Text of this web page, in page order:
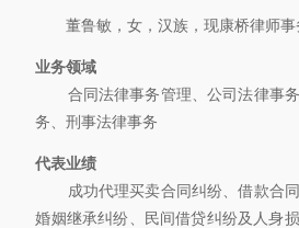
董鲁敏，女，汉族，现康桥律师事
业务领域
合同法律事务管理、公司法律事务
务、刑事法律事务
代表业绩
成功代理买卖合同纠纷、借款合同
婚姻继承纠纷、民间借贷纠纷及人身